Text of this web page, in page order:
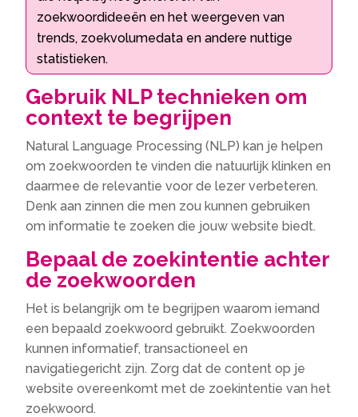
zoekwoordideeën en het weergeven van
trends, zoekvolumedata en andere nuttige
statistieken.​
Gebruik NLP technieken om
context te begrijpen
Natural Language Processing (NLP) kan je helpen
om zoekwoorden te vinden die natuurlijk klinken en
daarmee de relevantie voor de lezer verbeteren.​
Denk aan zinnen die men zou kunnen gebruiken
om informatie te zoeken die jouw website biedt.​
Bepaal de zoekintentie achter
de zoekwoorden
Het is belangrijk om te begrijpen waarom iemand
een bepaald zoekwoord gebruikt.​ Zoekwoorden
kunnen informatief, transactioneel en
navigatiegericht zijn.​ Zorg dat de content op je
website overeenkomt met de zoekintentie van het
zoekwoord.​